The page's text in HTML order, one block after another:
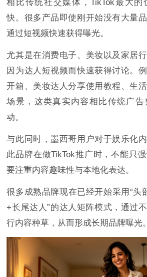
相比传统社交媒体，TikTok最大
快。很多产品即使刚开始没有大量
通过短视频快速获得曝光。
尤其是在消费电子、美妆以及家居
因为达人短视频而快速获得讨论。
开箱、美妆达人分享使用教程、生
场景，这类真实内容相比传统广
动。
与此同时，墨西哥用户对于娱乐化
此品牌在做TikTok推广时，不能只
要注重内容趣味性与本地化表达。
很多成熟品牌现在已经开始采用“头
+长尾达人”的达人矩阵模式，通过
行内容种草，从而形成长期品牌曝光。